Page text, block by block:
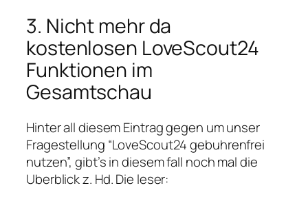
3. Nicht mehr da
kostenlosen LoveScout24
Funktionen im
Gesamtschau
Hinter all diesem Eintrag gegen um unser
Fragestellung “LoveScout24 gebuhrenfrei
nutzen”, gibt’s in diesem fall noch mal die
Uberblick z. Hd. Die leser: